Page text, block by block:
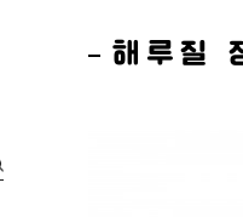
해루질